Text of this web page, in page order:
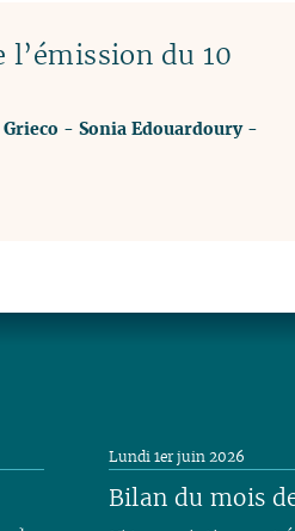
du 10
- Sonia Edouardoury-
Bilan du mois
Lundi 1er juin 2026